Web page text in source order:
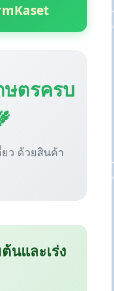
ตรครบ
ยว ด้วยสินค้า
นและเร่ง